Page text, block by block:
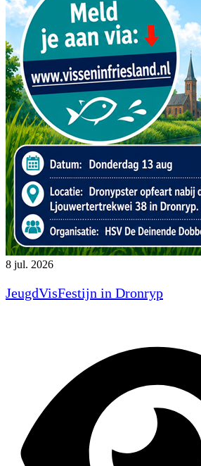
8 jul. 2026
JeugdVisFestijn in Dronryp